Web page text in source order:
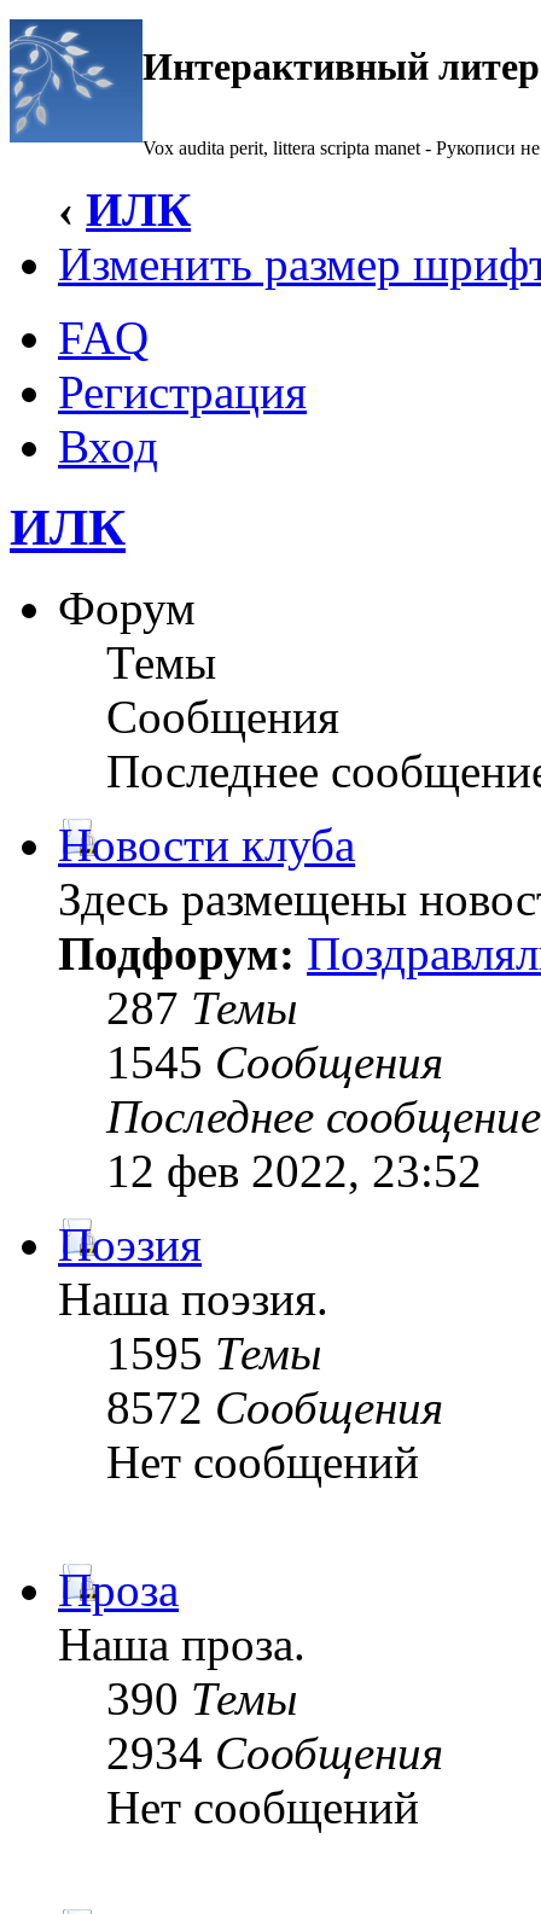
Интерактивный
Vox audita perit, littera scripta manet - Рукописи не
‹ ИЛК
Изменить размер
FAQ
Регистрация
Вход
ИЛК
Форум
Темы
Сообщения
Последнее
Новости клуба
Здесь размещены
Подфорум:
287 Темы
1545 Сообщения
Последнее сообщение
12 фев 2022, 23:52
Поэзия
Наша поэзия.
1595 Темы
8572 Сообщения
Нет сообщений
Проза
Наша проза.
390 Темы
2934 Сообщения
Нет сообщений